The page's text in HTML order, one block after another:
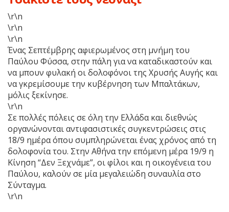
\r\n
\r\n
\r\n
Ένας Σεπτέμβρης αφιερωμένος στη μνήμη του
Παύλου Φύσσα, στην πάλη για να καταδικαστούν και
να μπουν φυλακή οι δολοφόνοι της Χρυσής Αυγής και
να γκρεμίσουμε την κυβέρνηση των Μπαλτάκων,
μόλις ξεκίνησε.
\r\n
Σε πολλές πόλεις σε όλη την Ελλάδα και διεθνώς
οργανώνονται αντιφασιστικές συγκεντρώσεις στις
18/9 ημέρα όπου συμπληρώνεται ένας χρόνος από τη
δολοφονία του. Στην Αθήνα την επόμενη μέρα 19/9 η
Κίνηση “Δεν Ξεχνάμε”, οι φίλοι και η οικογένεια του
Παύλου, καλούν σε μία μεγαλειώδη συναυλία στο
Σύνταγμα.
\r\n